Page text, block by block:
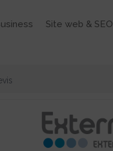
Site web & SEO